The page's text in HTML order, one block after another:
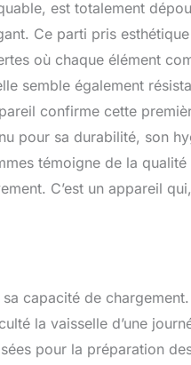
est totalement
Ce parti pris
où chaque élément
semble également
confirme cette
pour sa durabilité, son
témoigne de la
C’est un appareil
capacité de
la vaisselle d’une
pour la préparation